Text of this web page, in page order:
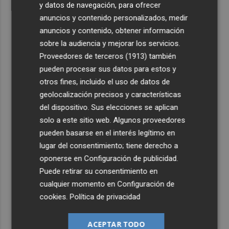
Últimas Noticias
La Generalitat abona 10,6 millones del turno de oficio de
mayo y junio de 2026
La economía de EEUU destruyó 23.000 empleos en julio
Activado el máximo nivel de preemergencia frente a
incendios en la Comunitat toda la jornada del eclipse
y datos de navegación, para ofrecer
anuncios y contenido personalizados, medir
anuncios y contenido, obtener información
sobre la audiencia y mejorar los servicios.
Proveedores de terceros (1913) también
pueden procesar sus datos para estos y
otros fines, incluido el uso de datos de
geolocalización precisos y características
del dispositivo. Sus elecciones se aplican
solo a este sitio web. Algunos proveedores
pueden basarse en el interés legítimo en
lugar del consentimiento; tiene derecho a
oponerse enConfiguración de publicidad
Puede retirar su consentimiento en
cualquier momento enConfiguración de
cookies .Política de privacidad
ACEPTAR TODO